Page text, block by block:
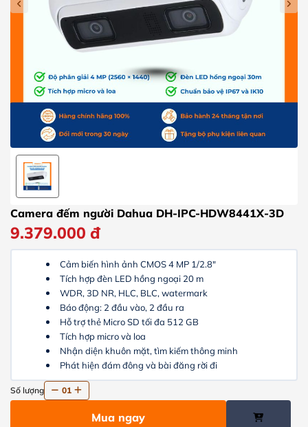
Camera đếm người Dahua DH-IPC-HDW8441X-3D
9.379.000 đ
Cảm biến hình ảnh CMOS 4 MP 1/2.8"
Tích hợp đèn LED hồng ngoại 20 m
WDR, 3D NR, HLC, BLC, watermark
Báo động: 2 đầu vào, 2 đầu ra
Hỗ trợ thẻ Micro SD tối đa 512 GB
Tích hợp micro và loa
Nhận diện khuôn mặt, tìm kiếm thông minh
Phát hiện đám đông và bài đăng rời đi
Số lượng 01
Mua ngay